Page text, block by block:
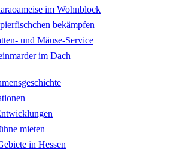
im Wohnblock
bekämpfen
und Mäuse-Service
im Dach
mieten
in Hessen